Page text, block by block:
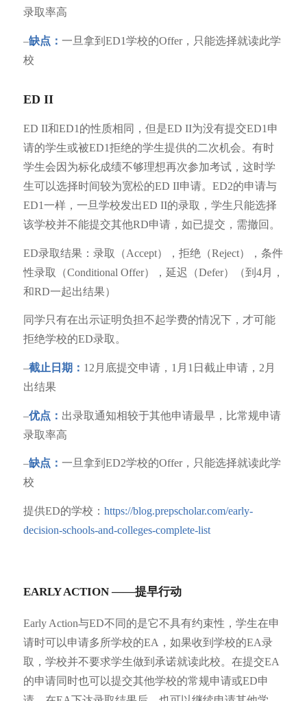
录取率高
–缺点： 一旦拿到ED1学校的Offer，只能选择就读此学
校
ED II
ED II和ED1的性质相同，但是ED II为没有提交ED1申
请的学生或被ED1拒绝的学生提供的二次机会。有时
学生会因为标化成绩不够理想再次参加考试，这时学
生可以选择时间较为宽松的ED II申请。ED2的申请与
ED1一样，一旦学校发出ED II的录取，学生只能选择
该学校并不能提交其他RD申请，如已提交，需撤回。
ED录取结果：录取（Accept），拒绝（Reject），条件
性录取（Conditional Offer），延迟（Defer）（到4月，
和RD一起出结果）
同学只有在出示证明负担不起学费的情况下，才可能
拒绝学校的ED录取。
–截止日期： 12月底提交申请，1月1日截止申请，2月
出结果
–优点： 出录取通知相较于其他申请最早，比常规申请
录取率高
–缺点： 一旦拿到ED2学校的Offer，只能选择就读此学
校
提供ED的学校： https://blog.prepscholar.com/early-
decision-schools-and-colleges-complete-list
EARLY ACTION ——提早行动
Early Action与ED不同的是它不具有约束性，学生在申
请时可以申请多所学校的EA，如果收到学校的EA录
取，学校并不要求学生做到承诺就读此校。在提交EA
的申请同时也可以提交其他学校的常规申请或ED申